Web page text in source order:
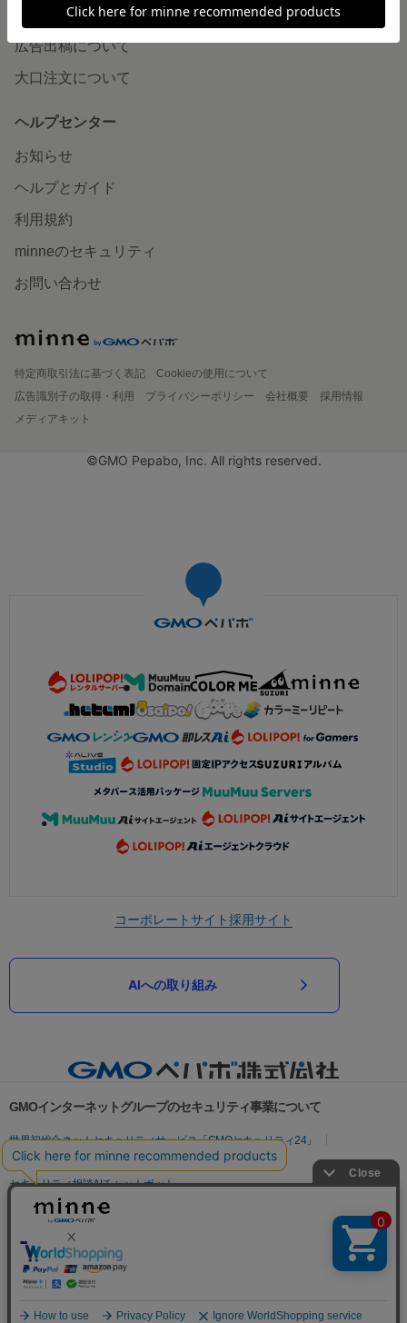
企業の方へ
広告出稿について
大口注文について
ヘルプセンター
お知らせ
ヘルプとガイド
利用規約
minneのセキュリティ
お問い合わせ
特定商取引法に基づく表記
Cookieの使用について
広告識別子の取得・利用
プライバシーポリシー 会社概要
採用情報
メディアキット
©GMO Pepabo, Inc. All rights reserved.
コーポレートサイト採用サイト
AIへの取り組み
GMOインターネットグループのセキュリティ事業について
世界初総合ネットセキュリティサービス「GMOセキュリティ24」
パスワード漏洩診断
Webサイトリスク診断
セキュリティ相談AIチャットボット
実在証明・盗聴対策
サイバー攻撃対策（GMO Flatt Security）
セキュリティ事業の軌跡